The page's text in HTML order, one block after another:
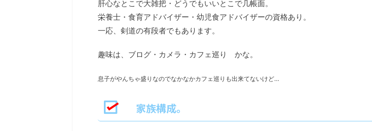
肝心なとこで大雑把・どうでもいいとこで几帳面。
栄養士・食育アドバイザー・幼児食アドバイザーの資格あり。
一応、剣道の有段者でもあります。
趣味は、ブログ・カメラ・カフェ巡り かな。
息子がやんちゃ盛りなのでなかなかカフェ巡りも出来てないけど…
家族構成。